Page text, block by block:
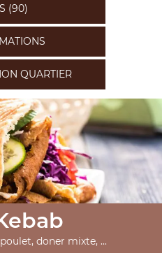
(90)
QUARTIER
doner mixte, ...